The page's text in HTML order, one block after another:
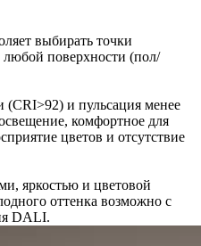
выбирать точки
поверхности (пол/
(CRI>92) и пульсация менее
комфортное для
цветов и отсутствие
яркостью и цветовой
оттенка возможно с
DALI.